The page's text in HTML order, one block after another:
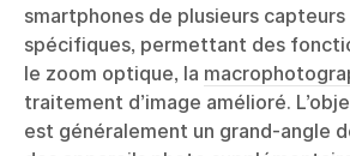
smartphones de plusieurs
spécifiques, permettant des
le zoom optique, la
traitement d’image amélioré.
est généralement un grand-angle